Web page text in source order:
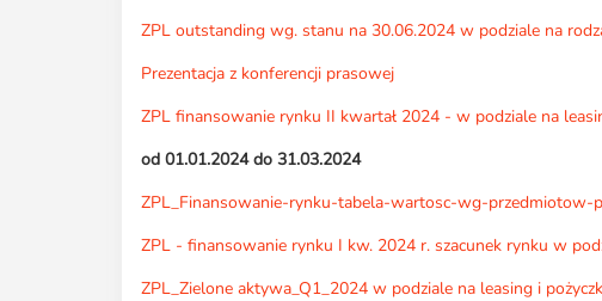
ZPL outstanding wg. stanu na 30.06.2024 w podziale na
Prezentacja z konferencji prasowej
ZPL finansowanie rynku II kwartał 2024 - w podziale na
od 01.01.2024 do 31.03.2024
ZPL_Finansowanie-rynku-tabela-wartosc-wg-
ZPL - finansowanie rynku I kw. 2024 r. szacunek rynku w
ZPL_Zielone aktywa_Q1_2024 w podziale na leasing i